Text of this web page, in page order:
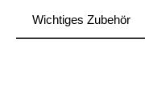
Wichtiges Zubehör